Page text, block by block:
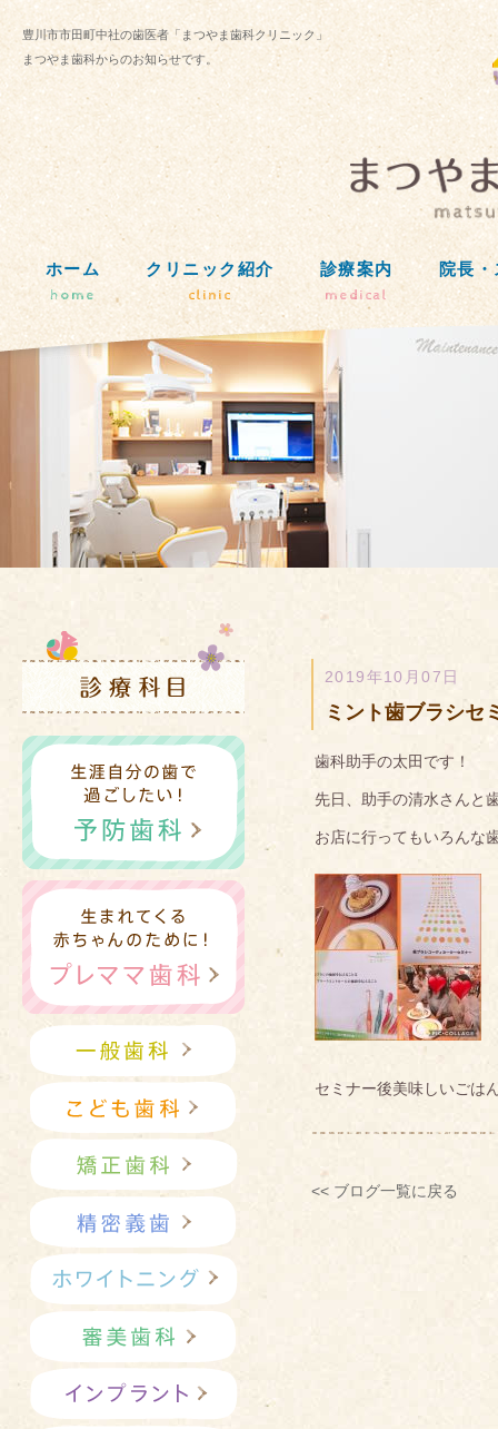
豊川市市田町中社の歯医者「まつやま歯科クリニック」
まつやま歯科からのお知らせです。
ホーム
home
クリニック紹介
clinic
診療案内
medical
院長
2019年10月07日
ミント歯ブラシセ
歯科助手の太田です！
先日、助手の清水さんと
お店に行ってもいろんな
セミナー後美味しいごは
<< ブログ一覧に戻る